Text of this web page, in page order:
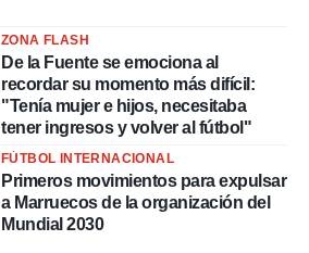
ZONA FLASH
De la Fuente se emociona al
recordar su momento más difícil:
"Tenía mujer e hijos, necesitaba
tener ingresos y volver al fútbol"
FÚTBOL INTERNACIONAL
Primeros movimientos para expulsar
a Marruecos de la organización del
Mundial 2030